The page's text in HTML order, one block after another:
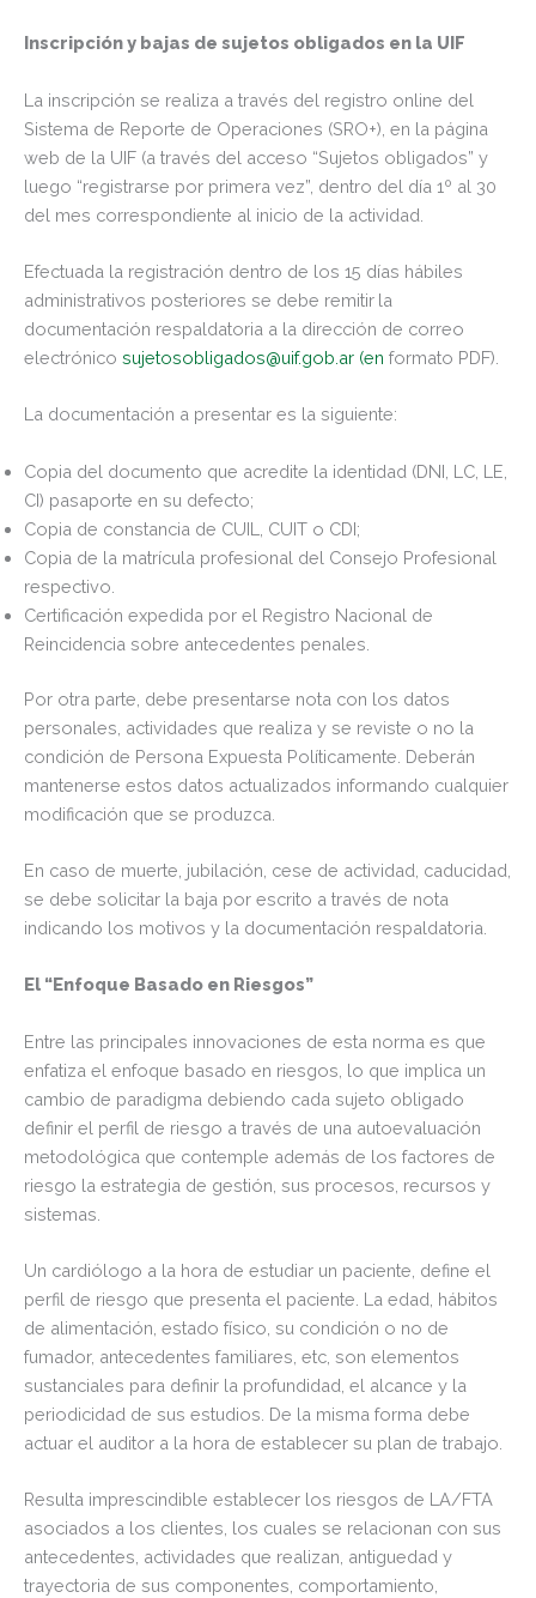
Inscripción y bajas de sujetos obligados en la UIF
La inscripción se realiza a través del registro online del
Sistema de Reporte de Operaciones (SRO+), en la página
web de la UIF (a través del acceso “Sujetos obligados” y
luego “registrarse por primera vez”, dentro del día 1º al 30
del mes correspondiente al inicio de la actividad.
Efectuada la registración dentro de los 15 días hábiles
administrativos posteriores se debe remitir la
documentación respaldatoria a la dirección de correo
electrónico sujetosobligados@uif.gob.ar (en formato PDF).
La documentación a presentar es la siguiente:
Copia del documento que acredite la identidad (DNI, LC, LE,
CI) pasaporte en su defecto;
Copia de constancia de CUIL, CUIT o CDI;
Copia de la matrícula profesional del Consejo Profesional
respectivo.
Certificación expedida por el Registro Nacional de
Reincidencia sobre antecedentes penales.
Por otra parte, debe presentarse nota con los datos
personales, actividades que realiza y se reviste o no la
condición de Persona Expuesta Políticamente. Deberán
mantenerse estos datos actualizados informando cualquier
modificación que se produzca.
En caso de muerte, jubilación, cese de actividad, caducidad,
se debe solicitar la baja por escrito a través de nota
indicando los motivos y la documentación respaldatoria.
El “Enfoque Basado en Riesgos”
Entre las principales innovaciones de esta norma es que
enfatiza el enfoque basado en riesgos, lo que implica un
cambio de paradigma debiendo cada sujeto obligado
definir el perfil de riesgo a través de una autoevaluación
metodológica que contemple además de los factores de
riesgo la estrategia de gestión, sus procesos, recursos y
sistemas.
Un cardiólogo a la hora de estudiar un paciente, define el
perfil de riesgo que presenta el paciente. La edad, hábitos
de alimentación, estado físico, su condición o no de
fumador, antecedentes familiares, etc, son elementos
sustanciales para definir la profundidad, el alcance y la
periodicidad de sus estudios. De la misma forma debe
actuar el auditor a la hora de establecer su plan de trabajo.
Resulta imprescindible establecer los riesgos de LA/FTA
asociados a los clientes, los cuales se relacionan con sus
antecedentes, actividades que realizan, antiguedad y
trayectoria de sus componentes, comportamiento,